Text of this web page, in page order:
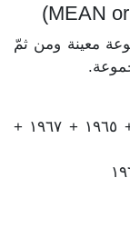
معينة ومن ثمّ
١٩٦٢ + ١٩٧٥ + ١٩٣٠ + ١٩٥٥ + ١٩٤٩ + ١٩٦٥ + ١٩٦٧ +